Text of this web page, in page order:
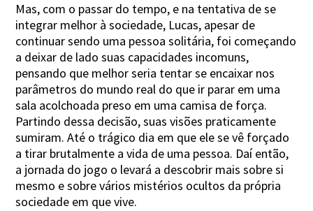
Mas, com o passar do tempo, e na tentativa de se
integrar melhor à sociedade, Lucas, apesar de
continuar sendo uma pessoa solitária, foi começando
a deixar de lado suas capacidades incomuns,
pensando que melhor seria tentar se encaixar nos
parâmetros do mundo real do que ir parar em uma
sala acolchoada preso em uma camisa de força.
Partindo dessa decisão, suas visões praticamente
sumiram. Até o trágico dia em que ele se vê forçado
a tirar brutalmente a vida de uma pessoa. Daí então,
a jornada do jogo o levará a descobrir mais sobre si
mesmo e sobre vários mistérios ocultos da própria
sociedade em que vive.